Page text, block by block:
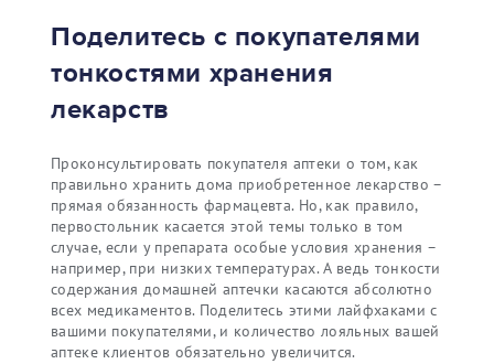
Поделитесь с покупателями
тонкостями хранения
лекарств
Проконсультировать покупателя аптеки о том, как
правильно хранить дома приобретенное лекарство –
прямая обязанность фармацевта. Но, как правило,
первостольник касается этой темы только в том
случае, если у препарата особые условия хранения –
например, при низких температурах. А ведь тонкости
содержания домашней аптечки касаются абсолютно
всех медикаментов. Поделитесь этими лайфхаками с
вашими покупателями, и количество лояльных вашей
аптеке клиентов обязательно увеличится.